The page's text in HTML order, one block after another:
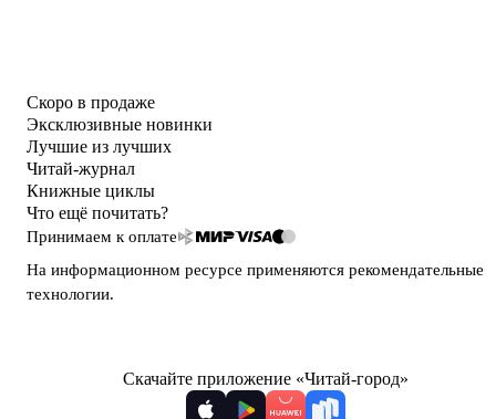
Скоро в продаже
Эксклюзивные новинки
Лучшие из лучших
Читай-журнал
Книжные циклы
Что ещё почитать?
Принимаем к оплате
На информационном ресурсе применяются рекомендательные
технологии.
Скачайте приложение «Читай-город»